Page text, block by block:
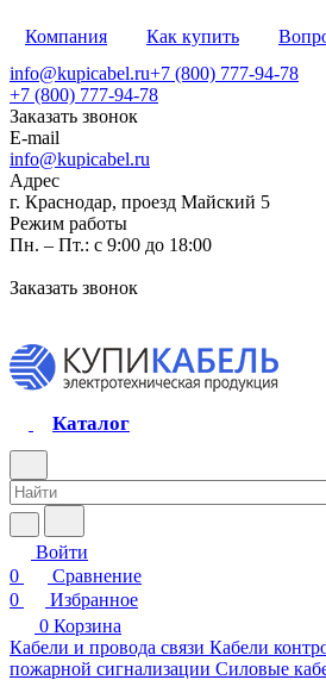
Компания Как купить
info@kupicabel.ru+7 (800) 777-94-78
+7 (800) 777-94-78
Заказать звонок
E-mail
info@kupicabel.ru
Адрес
г. Краснодар, проезд Майский 5
Режим работы
Пн. – Пт.: с 9:00 до 18:00
Заказать звонок
Каталог
Войти
0
Сравнение
0
Избранное
0 Корзина
Кабели и провода связи Кабели
пожарной сигнализации Силовые